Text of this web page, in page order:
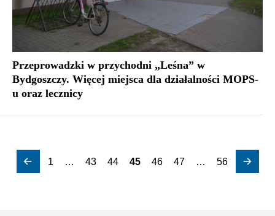
Przeprowadzki w przychodni „Leśna” w
Bydgoszczy. Więcej miejsca dla działalności MOPS-
u oraz lecznicy
1 … 43 44 45 46 47 … 56